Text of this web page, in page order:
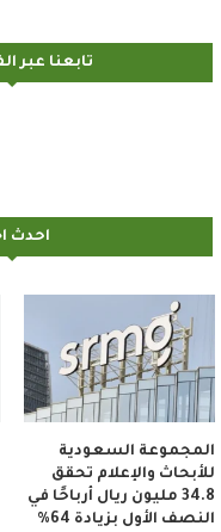
تابعنا عبر
احدث
المجموعة السعودية
للأبحاث والإعلام تحقق
34.8 مليون ريال أرباحًا في
النصف الأول بزيادة 64%